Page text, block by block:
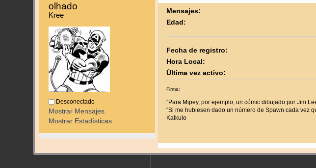
olhado
Kree
Desconectado
Mostrar Mensajes
Mostrar Estadísticas
Mensajes:
Edad:
Fecha de registro:
Hora Local:
Última vez activo:
Firma:
"Para Mipey, por ejemplo, un cómic dibujado por Jim
"Si me hubiesen dado un número de Spawn cada vez
Kalkulo